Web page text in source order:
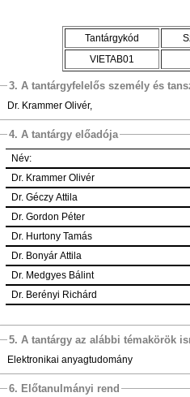
Tantárgykód
VIETAB01
3. A tantárgyfelelős személy és
Dr. Krammer Olivér,
4. A tantárgy előadója
Név:
Dr. Krammer Olivér
Dr. Géczy Attila
Dr. Gordon Péter
Dr. Hurtony Tamás
Dr. Bonyár Attila
Dr. Medgyes Bálint
Dr. Berényi Richárd
5. A tantárgy az alábbi témakörök
Elektronikai anyagtudomány
6. Előtanulmányi rend